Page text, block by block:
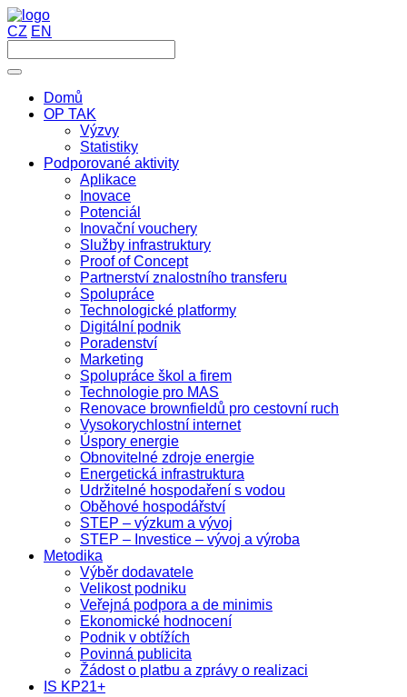
CZ EN
Domů
OP TAK
Výzvy
Statistiky
Podporované aktivity
Aplikace
Inovace
Potenciál
Inovační vouchery
Služby infrastruktury
Proof of Concept
Partnerství znalostního transferu
Spolupráce
Technologické platformy
Digitální podnik
Poradenství
Marketing
Spolupráce škol a firem
Technologie pro MAS
Renovace brownfieldů pro cestovní ruch
Vysokorychlostní internet
Úspory energie
Obnovitelné zdroje energie
Energetická infrastruktura
Udržitelné hospodaření s vodou
Oběhové hospodářství
STEP – výzkum a vývoj
STEP – Investice – vývoj a výroba
Metodika
Výběr dodavatele
Velikost podniku
Veřejná podpora a de minimis
Ekonomické hodnocení
Podnik v obtížích
Povinná publicita
Žádost o platbu a zprávy o realizaci
IS KP21+